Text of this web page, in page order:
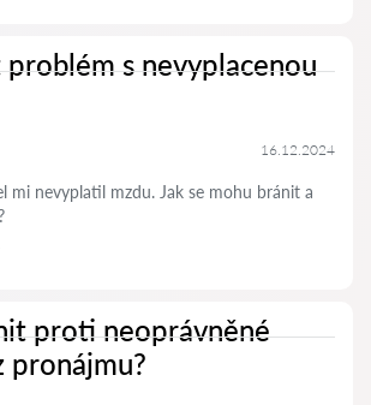
problém s nevyplacenou
16.12.2024
mi nevyplatil mzdu. Jak se mohu bránit a
proti neoprávněné
pronájmu?